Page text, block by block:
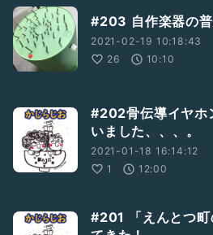
#203 自作楽器の普
2021-02-19 10:18:43
26
10:10
#202骨伝導イヤホ
いました、、、。
2021-01-18 16:14:12
1
12:00
#201 「えんとつ町